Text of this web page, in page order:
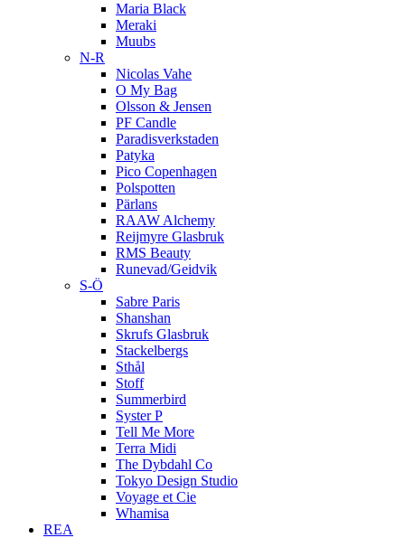
Maria Black
Meraki
Muubs
N-R
Nicolas Vahe
O My Bag
Olsson & Jensen
PF Candle
Paradisverkstaden
Patyka
Pico Copenhagen
Polspotten
Pärlans
RAAW Alchemy
Reijmyre Glasbruk
RMS Beauty
Runevad/Geidvik
S-Ö
Sabre Paris
Shanshan
Skrufs Glasbruk
Stackelbergs
Sthål
Stoff
Summerbird
Syster P
Tell Me More
Terra Midi
The Dybdahl Co
Tokyo Design Studio
Voyage et Cie
Whamisa
REA